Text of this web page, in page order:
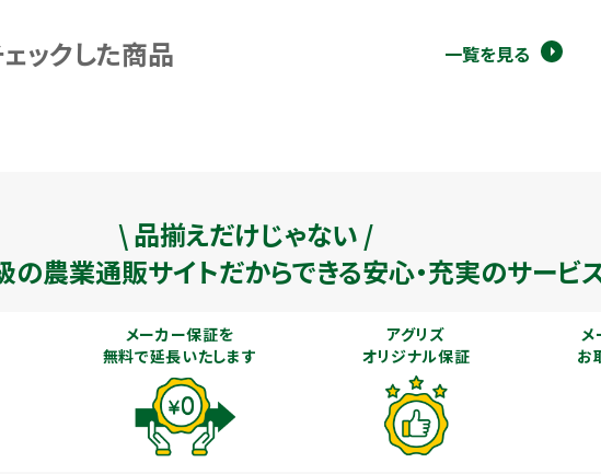
ックした商品 一覧を見る
\ 品揃えだけじゃない /
の農業通販サイトだからできる安心・充実のサービ
メーカー保証を
無料で延長いたします
アグリズ
オリジナル保証
メ
お